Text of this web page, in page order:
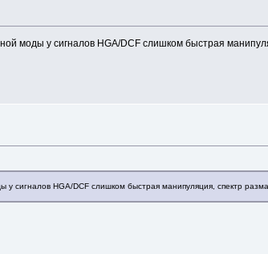
моды у сигналов HGA/DCF слишком быстрая
сигналов HGA/DCF слишком быстрая манипуляция, спектр